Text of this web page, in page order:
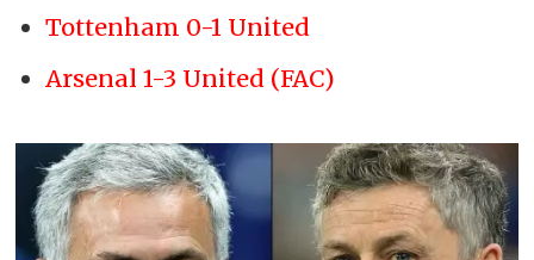
Tottenham 0-1 United
Arsenal 1-3 United (FAC)